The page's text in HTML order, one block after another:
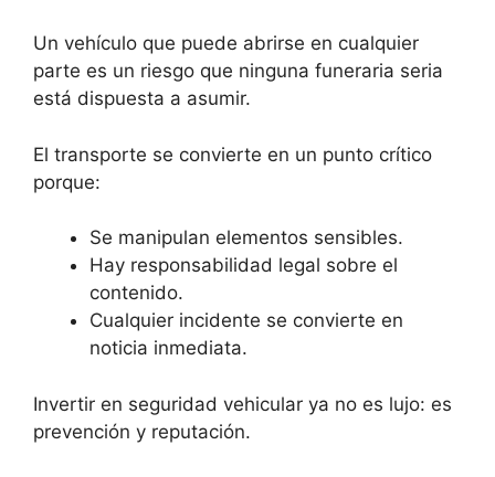
Un vehículo que puede abrirse en cualquier
parte es un riesgo que ninguna funeraria seria
está dispuesta a asumir.
El transporte se convierte en un punto crítico
porque:
Se manipulan elementos sensibles.
Hay responsabilidad legal sobre el
contenido.
Cualquier incidente se convierte en
noticia inmediata.
Invertir en seguridad vehicular ya no es lujo: es
prevención y reputación.